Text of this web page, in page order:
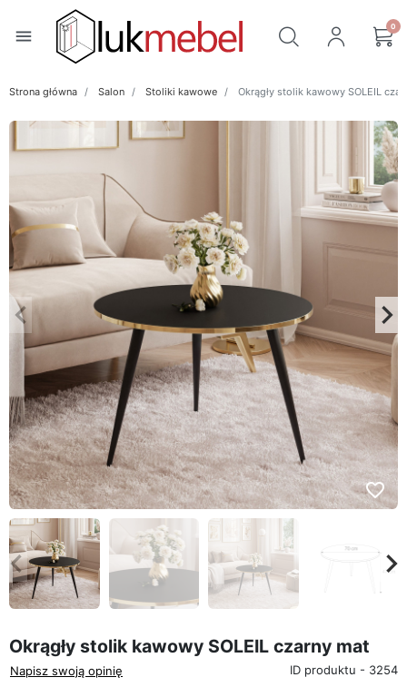
menu 0
Strona główna Salon Stoliki kawowe Okrągły stolik kawowy SOLEIL
Poprzedni
keyboard_arrow_left keyboard_arrow_right
favorite_border
Poprzedni
Okrągły stolik kawowy SOLEIL czarny mat
Napisz swoją opinię ID produktu - 3254